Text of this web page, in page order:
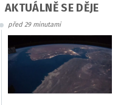
AKTUÁLNĚ SE DĚJE
před 29 minutami